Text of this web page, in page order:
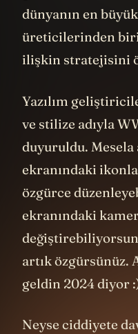
dünyanın en
üreticilerinden
ilişkin stratejisini
Yazılım
ve stilize adıyla
duyuruldu. Mesela
ekranındaki
özgürce
ekranındaki
artık özgürsünüz.
geldin 2024 diyor
Neyse ciddiyete